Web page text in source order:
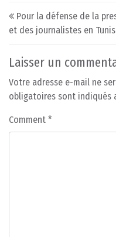
Post navigation
Pour la défense de la
et des journalistes en
Laisser un
Votre adresse e-mail ne
obligatoires sont indiqués
Comment *